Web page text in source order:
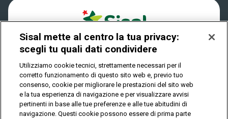
Privacy
IL GIOCO È VIETATO AI MINORI E PUÒ CAUSARE
DIPENDENZA PATOLOGICA
Sisal mette al centro la tua privacy:
scegli tu quali dati condividere
Utilizziamo cookie tecnici, strettamente necessari per il
corretto funzionamento di questo sito web e, previo tuo
consenso, cookie per migliorare le prestazioni del sito web
e la tua esperienza di navigazione e per visualizzare avvisi
pertinenti in base alle tue preferenze e alle tue abitudini di
navigazione. Questi cookie possono essere di prima parte